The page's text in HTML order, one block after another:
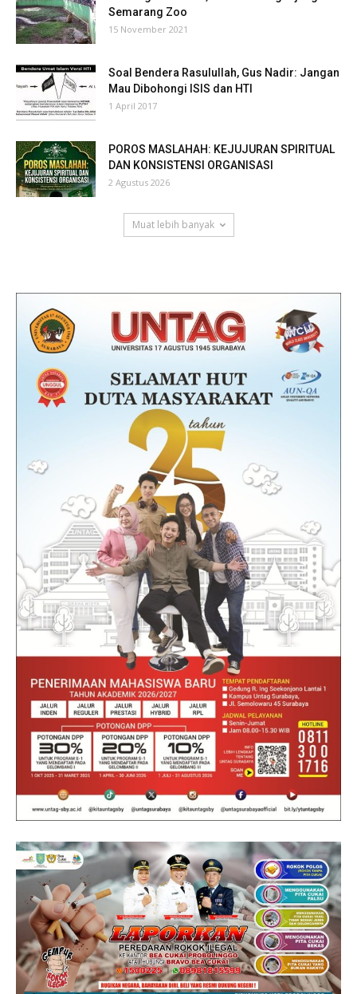
Semarang Zoo
15 November 2021
Soal Bendera Rasulullah, Gus Nadir: Jangan
Mau Dibohongi ISIS dan HTI
1 April 2017
POROS MASLAHAH: KEJUJURAN SPIRITUAL
DAN KONSISTENSI ORGANISASI
2 Agustus 2026
Muat lebih banyak